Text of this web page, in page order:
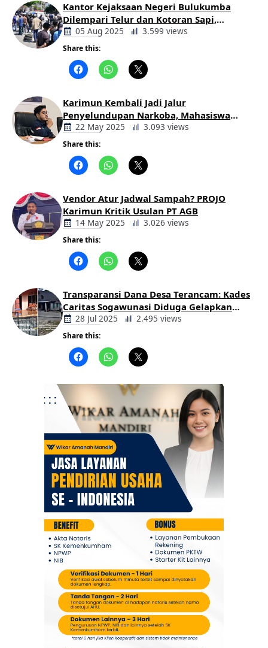
Kantor Kejaksaan Negeri Bulukumba
Dilempari Telur dan Kotoran Sapi,
Keluarga Korban Lakalantas Tuntut
Keadilan
05 Aug 2025 3.599 views
Share this:
Karimun Kembali Jadi Jalur
Penyelundupan Narkoba, Mahasiswa
Desak Pemkab dan Aparat Bertindak
Tegas
22 May 2025 3.093 views
Share this:
Vendor Atur Jadwal Sampah? PROJO
Karimun Kritik Usulan PT AGB
14 May 2025 3.026 views
Share this:
Transparansi Dana Desa Terancam: Kades
Caritas Sogawunasi Diduga Gelapkan
Bantuan untuk Warga
28 Jul 2025 2.495 views
Share this: